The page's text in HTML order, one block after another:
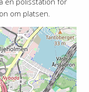
om platsen.